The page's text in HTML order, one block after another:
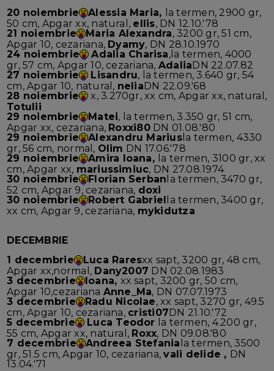
20 noiembrie
Alessia Maria,
la termen, 2900 gr,
50 cm, Apgar xx, natural, ellis, DN 12.10.'78
21 noiembrie
Maria Alexandra, 3200 gr, 51 cm,
Apgar 10, cezariana, Dyamy, DN 28.10.1970
24 noiembrie
Adalia Charisa,la termen, 4000
gr, 57 cm, Apgar 10, cezariana, AdaliaDN 22.07.82
27 noiembrie
Lisandru, la termen, 3.640 gr, 54
cm, Apgar 10, natural, neliaDN 22.09.'68
28 noiembrie
x, 3.270gr, xx cm, Apgar xx, natural,
Totulii
29 noiembrie
Matei, la termen, 3.350 gr, 51 cm,
Apgar xx, cezariana, Roxxi80DN 01.08.'80
29 noiembrie
Alexandru Mariusla termen, 4330
gr, 56 cm, normal, Olim DN 17.06.'78
29 noiembrie
Amira Ioana, la termen, 3100 gr, xx
cm, Apgar xx, mariussimiuc, DN 27.08.1974
30 noiembrie
Florian Serban la termen, 3470 gr,
52 cm, Apgar 9, cezariana, doxi
30 noiembrie
Robert Gabriel la termen, 3400 gr,
xx cm, Apgar 9, cezariana, mykidutza
DECEMBRIE
1 decembrie
Luca Raresxx sapt, 3200 gr, 48 cm,
Apgar xx,normal, Dany2007 DN 02.08.1983
3 decembrie
Ioana, xx sapt, 3200 gr, 50 cm,
Apgar 10,cezariana Anne_Ma, DN 07.07.1973
3 decembrie
Radu Nicolae, xx sapt, 3270 gr, 49.5
cm, Apgar 10, cezariana, cristi07DN 21.10.'72
5 decembrie
Luca Teodor la termen, 4.200 gr,
55 cm, Apgar xx, natural, Roxx, DN 09.08.'80
7 decembrie
Andreea Stefania la termen, 3500
gr, 51.5 cm, Apgar 10, cezariana,vali delide , DN
13.04.'71